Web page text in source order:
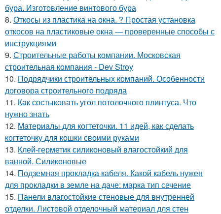
бура. Изготовление винтового бура
8. Откосы из пластика на окна. ? Простая установка
откосов на пластиковые окна — проверенные способы с
инструкциями
9. Строительные работы компании. Московская
строительная компания - Dev Stroy
10. Подрядчики строительных компаний. Особенности
договора строительного подряда
11. Как состыковать угол потолочного плинтуса. Что
нужно знать
12. Материалы для когтеточки. 11 идей, как сделать
когтеточку для кошки своими руками
13. Клей-герметик силиконовый влагостойкий для
ванной. Силиконовые
14. Подземная прокладка кабеля. Какой кабель нужен
для прокладки в земле на даче: марка тип сечение
15. Панели влагостойкие стеновые для внутренней
отделки. Листовой отделочный материал для стен